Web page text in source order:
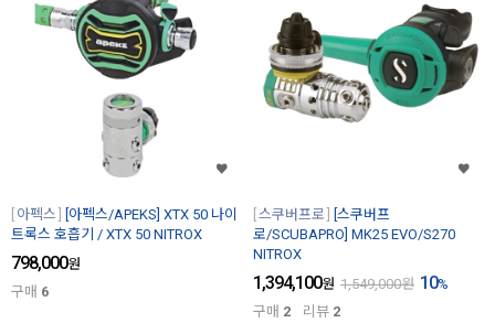
아펙스
[아펙스/APEKS] XTX 50 나이
트록스 호흡기 / XTX 50 NITROX
798,000원
구매 6
스쿠버프로
[스쿠버프
로/SCUBAPRO] MK25 EVO/S270
NITROX
1,394,100원 1,549,000원 10%
구매 2 리뷰 2